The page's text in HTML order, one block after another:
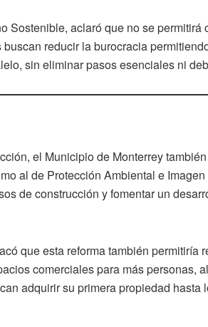
Sostenible, aclaró que no se permitirá
reducir la burocracia
sin eliminar pasos esenciales ni
el Municipio de Monterrey
al de Protección Ambiental e
de construcción y fomentar un
que esta reforma también permitiría
comerciales para más personas,
adquirir su primera propiedad